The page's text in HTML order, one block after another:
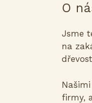
O
Jsme
na
firmy,